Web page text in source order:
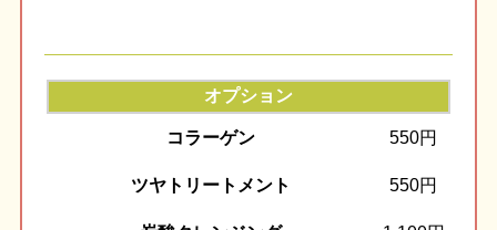
オプション
コラーゲン 550円
ツヤトリートメント 550円